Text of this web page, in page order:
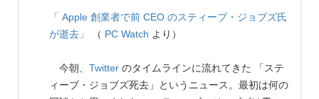
「 Apple 創業者で前 CEO のスティーブ・ジョブズ氏
が逝去」
（ PC Watch より）
今朝、 Twitter のタイムラインに流れてきた 「ステ
ィーブ・ジョブズ死去」というニュース。最初は何の